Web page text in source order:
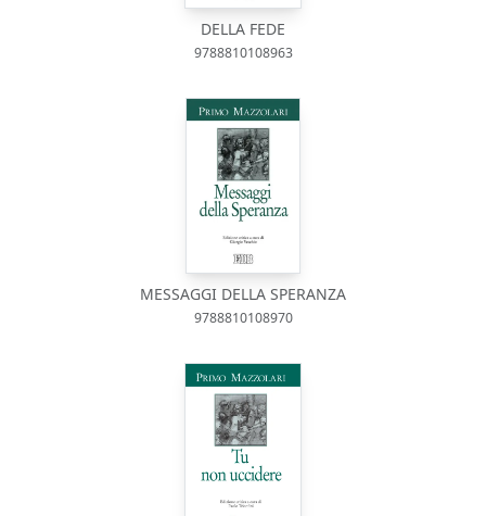
DELLA FEDE
9788810108963
MESSAGGI DELLA SPERANZA
9788810108970